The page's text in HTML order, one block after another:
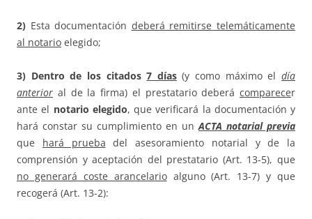
2) Esta documentación deberá remitirse telemáticamente
al notario elegido;
3) Dentro de los citados7 días(y como máximo eldía
anterior al de la firma) el prestatario deberá comparecer
ante el notario elegido, que verificará la documentación y
hará constar su cumplimiento en unACTA notarial previa
que hará prueba del asesoramiento notarial y de la
comprensión y aceptación del prestatario (Art. 13-5), que
no generará coste arancelarioalguno (Art. 13-7) y que
recogerá (Art. 13-2):